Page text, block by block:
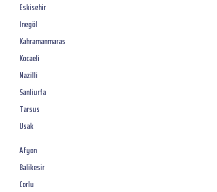
Eskisehir
Inegöl
Kahramanmaras
Kocaeli
Nazilli
Sanliurfa
Tarsus
Usak
Afyon
Balikesir
Corlu